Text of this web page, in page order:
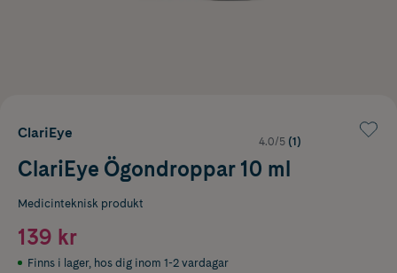
ClariEye
4.0/5 (1)
ClariEye Ögondroppar 10 ml
Medicinteknisk produkt
139 kr
Finns i lager, hos dig inom 1-2 vardagar